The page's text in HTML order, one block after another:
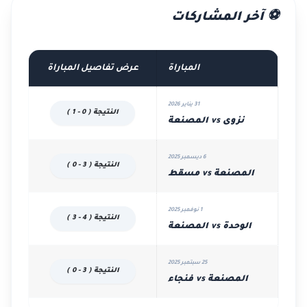
⚽ آخر المشاركات
المباراة عرض تفاصيل المباراة
31 يناير 2026
نزوى vs المصنعة
النتيجة ( 0 - 1 )
6 ديسمبر 2025
المصنعة vs مسقط
النتيجة ( 3 - 0 )
1 نوفمبر 2025
الوحدة vs المصنعة
النتيجة ( 4 - 3 )
25 سبتمبر 2025
المصنعة vs فنجاء
النتيجة ( 3 - 0 )